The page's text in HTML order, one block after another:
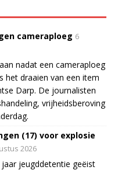
cameraploeg 6
nadat een cameraploeg
het draaien van een item
Darp. De journalisten
vrijheidsberoving
(17) voor explosie
2026
jeugddetentie geëist